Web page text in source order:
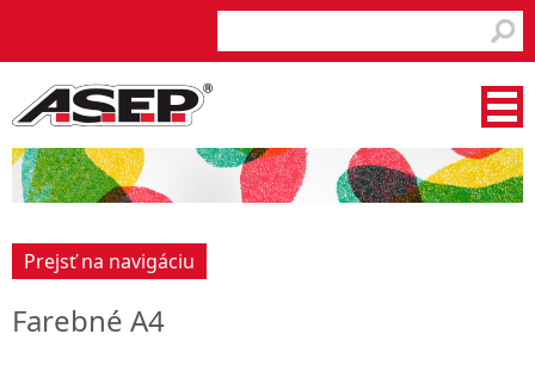
Prejsť na navigáciu
Farebné A4